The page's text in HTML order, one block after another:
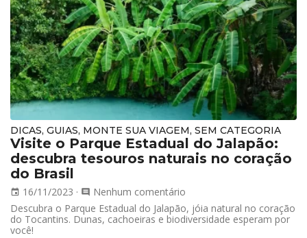
DICAS, GUIAS, MONTE SUA VIAGEM, SEM CATEGORIA
Visite o Parque Estadual do Jalapão:
descubra tesouros naturais no coração
do Brasil
event 16/11/2023 · comment Nenhum comentário
Descubra o Parque Estadual do Jalapão, jóia natural no coração
do Tocantins. Dunas, cachoeiras e biodiversidade esperam por
você!